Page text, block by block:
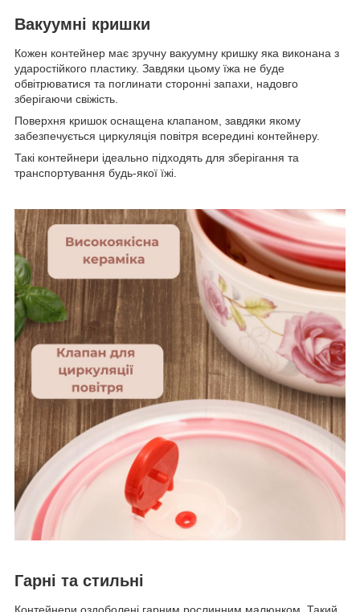
Вакуумні кришки
Кожен контейнер має зручну вакуумну кришку яка виконана з
ударостійкого пластику. Завдяки цьому їжа не буде
обвітрюватися та поглинати сторонні запахи, надовго
зберігаючи свіжість.
Поверхня кришок оснащена клапаном, завдяки якому
забезпечується циркуляція повітря всередині контейнеру.
Такі контейнери ідеально підходять для зберігання та
транспортування будь-якої їжі.
Гарні та стильні